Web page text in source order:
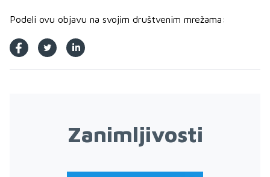
Podeli ovu objavu na svojim društvenim mrežama:
Zanimljivosti